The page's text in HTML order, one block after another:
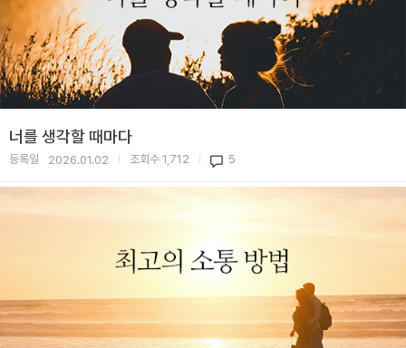
너를 생각할 때마다
등록일 2026.01.02 조회수 1,712 5